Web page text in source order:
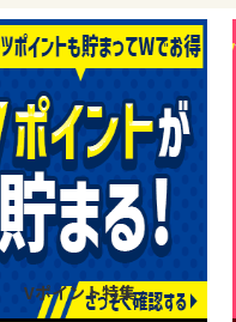
Vポイント特集